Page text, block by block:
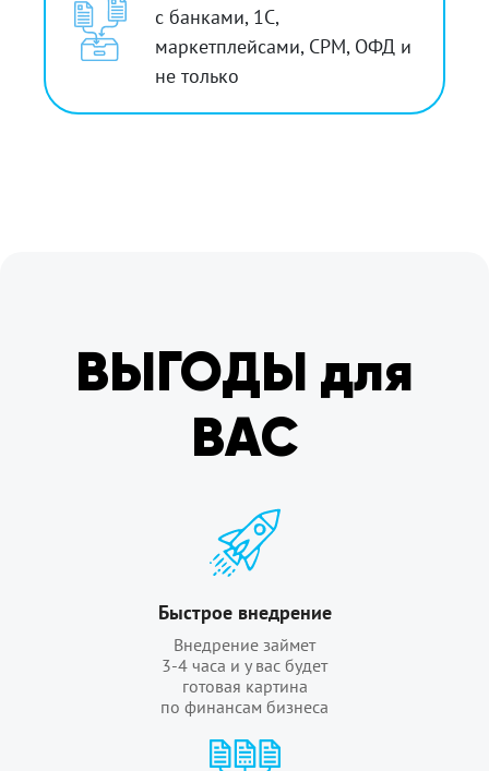
с банками, 1С,
маркетплейсами, СРМ, ОФД и
не только
ВЫГОДЫ для
ВАС
Быстрое внедрение
Внедрение займет
3-4 часа и у вас будет
готовая картина
по финансам бизнеса